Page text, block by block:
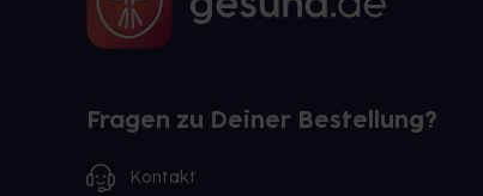
Fragen zu Deiner Bestellung?
Kontakt